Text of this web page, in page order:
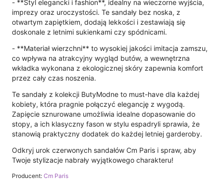
- **Styl elegancki i fashion**, idealny na wieczorne wyjścia,
imprezy oraz uroczystości. Te sandały bez noska, z
otwartym zapiętkiem, dodają lekkości i zestawiają się
doskonale z letnimi sukienkami czy spódnicami.
- **Materiał wierzchni** to wysokiej jakości imitacja zamszu,
co wpływa na atrakcyjny wygląd butów, a wewnętrzna
wkładka wykonana z ekologicznej skóry zapewnia komfort
przez cały czas noszenia.
Te sandały z kolekcji ButyModne to must-have dla każdej
kobiety, która pragnie połączyć elegancję z wygodą.
Zapięcie sznurowane umożliwia idealne dopasowanie do
stopy, a ich klasyczny fason w stylu espadryli sprawia, że
stanowią praktyczny dodatek do każdej letniej garderoby.
Odkryj urok czerwonych sandałów Cm Paris i spraw, aby
Twoje stylizacje nabrały wyjątkowego charakteru!
Producent: Cm Paris